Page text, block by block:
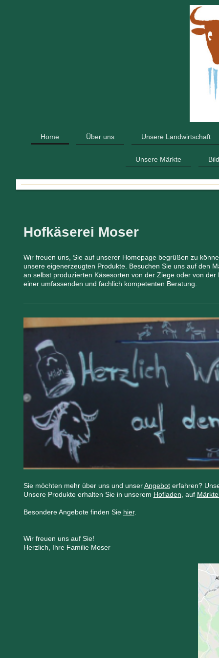
Home Über uns Unsere Landwirtschaft
Unsere Märkte
Hofkäserei Moser
Wir freuen uns, Sie auf unserer Homepage begrüßen zu
unsere eigenerzeugten Produkte. Besuchen Sie uns auf den
an selbst produzierten Käsesorten von der Ziege oder von
einer umfassenden und fachlich kompetenten Beratung.
Sie möchten mehr über uns und unserAngeboterfahren?
Unsere Produkte erhalten Sie in unserem Hofladen , auf
Besondere Angebote finden Sie hier.
Wir freuen uns auf Sie!
Herzlich, Ihre Familie Moser